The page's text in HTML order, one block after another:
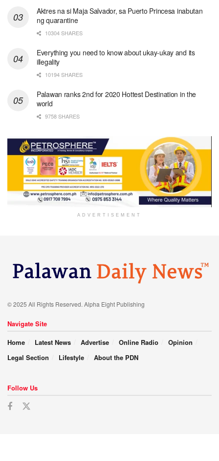
Aktres na si Maja Salvador, sa Puerto Princesa inabutan
ng quarantine
10304 SHARES
Everything you need to know about ukay-ukay and its
illegality
10194 SHARES
Palawan ranks 2nd for 2020 Hottest Destination in the
world
9758 SHARES
ADVERTISEMENT
© 2025 All Rights Reserved. Alpha Eight Publishing
Navigate Site
Home
Latest News Advertise Online Radio
Opinion
Legal Section
Lifestyle About the PDN
Follow Us